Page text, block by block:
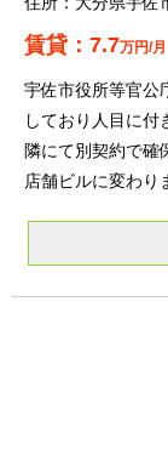
7.7万円/月
宇佐市役所等官公
しており人目に付
隣にて別契約で確
店舗ビルに変わり